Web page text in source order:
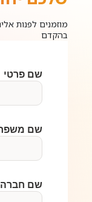
מוזמנים לפנות
בהקדם